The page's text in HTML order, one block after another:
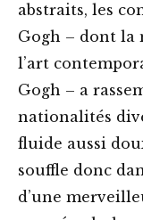
abstraits, les
Gogh – dont la
l’art
Gogh – a
nationalités
fluide aussi
souffle donc
d’une